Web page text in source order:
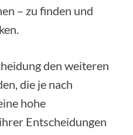
– zu finden und
den weiteren
die je nach
hohe
Entscheidungen